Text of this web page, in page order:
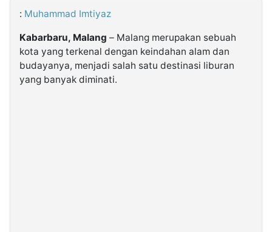
Kabarbaru.co
: Muhammad Imtiyaz
Kabarbaru, Malang – Malang merupakan sebuah
kota yang terkenal dengan keindahan alam dan
budayanya, menjadi salah satu destinasi liburan
yang banyak diminati.